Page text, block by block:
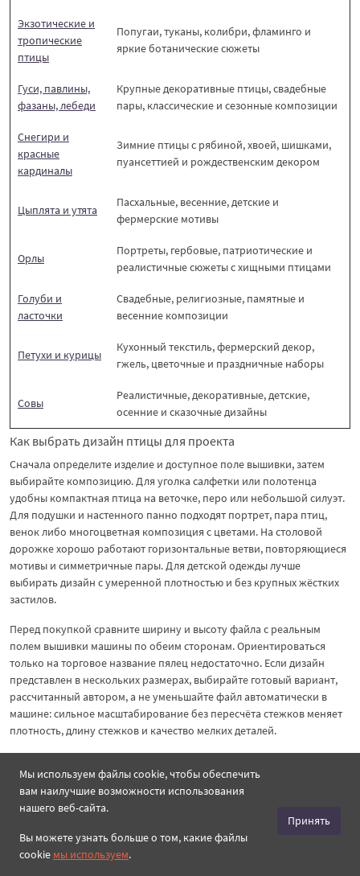
Экзотические и
тропические
птицы
Попугаи, туканы, колибри, фламинго и
яркие ботанические сюжеты
Гуси, павлины,
фазаны, лебеди
Крупные декоративные птицы, свадебные
пары, классические и сезонные композиции
Снегири и
красные
кардиналы
Зимние птицы с рябиной, хвоей, шишками,
пуансеттией и рождественским декором
Цыплята и утята
Пасхальные, весенние, детские и
фермерские мотивы
Орлы
Портреты, гербовые, патриотические и
реалистичные сюжеты с хищными птицами
Голуби и
ласточки
Свадебные, религиозные, памятные и
весенние композиции
Петухи и курицы
Кухонный текстиль, фермерский декор,
гжель, цветочные и праздничные наборы
Совы
Реалистичные, декоративные, детские,
осенние и сказочные дизайны
Как выбрать дизайн птицы для проекта
Сначала определите изделие и доступное поле вышивки, затем
выбирайте композицию. Для уголка салфетки или полотенца
удобны компактная птица на веточке, перо или небольшой силуэт.
Для подушки и настенного панно подходят портрет, пара птиц,
венок либо многоцветная композиция с цветами. На столовой
дорожке хорошо работают горизонтальные ветви, повторяющиеся
мотивы и симметричные пары. Для детской одежды лучше
выбирать дизайн с умеренной плотностью и без крупных жёстких
застилов.
Перед покупкой сравните ширину и высоту файла с реальным
полем вышивки машины по обеим сторонам. Ориентироваться
только на торговое название пялец недостаточно. Если дизайн
представлен в нескольких размерах, выбирайте готовый вариант,
рассчитанный автором, а не уменьшайте файл автоматически в
машине: сильное масштабирование без пересчёта стежков меняет
плотность, длину стежков и качество мелких деталей.
Основа Практическая подготовка
Лён и
хлопок
Для лёгкого мотива используйте отрывной
стабилизатор средней плотности; для большой
птицы с плотными застилами — отрезной
Мы используем файлы cookie, чтобы обеспечить
вам наилучшие возможности использования
нашего веб-сайта.
Вы можете узнать больше о том, какие файлы
cookie мы используем.
Принять